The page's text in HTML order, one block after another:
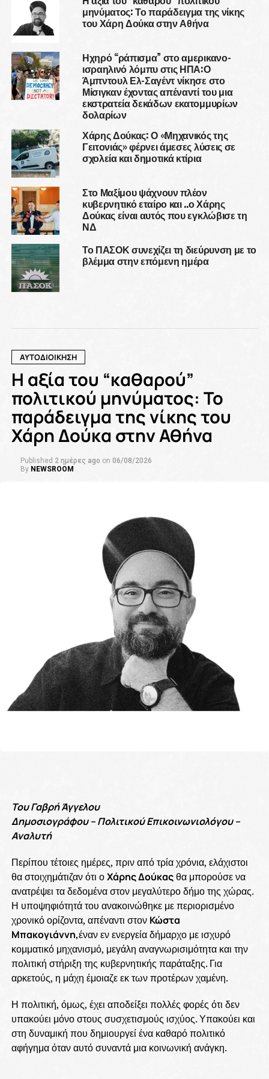
μηνύματος: Το παράδειγμα της νίκης
του Χάρη Δούκα στην Αθήνα
Ηχηρό “ράπισμα” στο αμερικανο-
ισραηλινό λόμπυ στις ΗΠΑ:Ο
Άμπντουλ Ελ-Σαγέντ νίκησε στο
Μίσιγκαν έχοντας απέναντί του μια
εκστρατεία δεκάδων εκατομμυρίων
δολαρίων
Χάρης Δούκας: Ο «Μηχανικός της
Γειτονιάς» φέρνει άμεσες λύσεις σε
σχολεία και δημοτικά κτίρια
Στο Μαξίμου ψάχνουν πλέον
κυβερνητικό εταίρο και ..ο Χάρης
Δούκας είναι αυτός που εγκλώβισε τη
ΝΔ
Το ΠΑΣΟΚ συνεχίζει τη διεύρυνση με το
βλέμμα στην επόμενη ημέρα
ΑΥΤΟΔΙΟΙΚΗΣΗ
Η αξία του “καθαρού”
πολιτικού μηνύματος: Το
παράδειγμα της νίκης του
Χάρη Δούκα στην Αθήνα
Published 2 ημέρες ago on 06/08/2026
By NEWSROOM
Του Γαβρή Άγγελου
Δημοσιογράφου – Πολιτικού Επικοινωνιολόγου –
Αναλυτή
Περίπου τέτοιες ημέρες, πριν από τρία χρόνια, ελάχιστοι
θα στοιχημάτιζαν ότι οΧάρης Δούκαςθα μπορούσε να
ανατρέψει τα δεδομένα στον μεγαλύτερο δήμο της χώρας.
Η υποψηφιότητά του ανακοινώθηκε με περιορισμένο
χρονικό ορίζοντα, απέναντι στον Κώστα
Μπακογιάννη,έναν εν ενεργεία δήμαρχο με ισχυρό
κομματικό μηχανισμό, μεγάλη αναγνωρισιμότητα και την
πολιτική στήριξη της κυβερνητικής παράταξης. Για
αρκετούς, η μάχη έμοιαζε εκ των προτέρων χαμένη.
Η πολιτική, όμως, έχει αποδείξει πολλές φορές ότι δεν
υπακούει μόνο στους συσχετισμούς ισχύος. Υπακούει και
στη δυναμική που δημιουργεί ένα καθαρό πολιτικό
αφήγημα όταν αυτό συναντά μια κοινωνική ανάγκη.